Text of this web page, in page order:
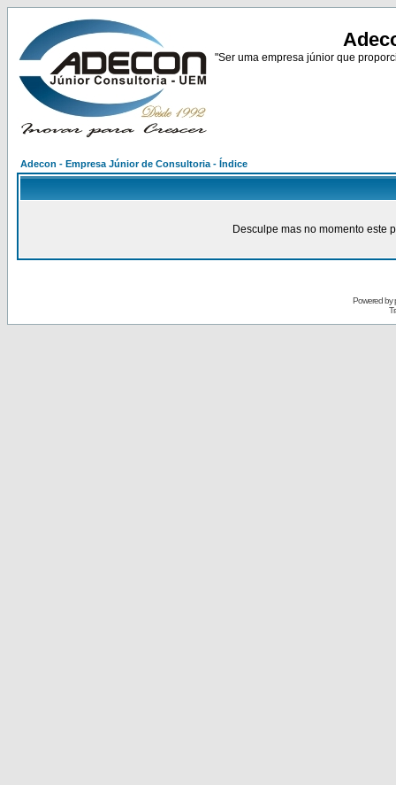
"Ser uma empresa júnior que
Adecon - Empresa Júnior de Consultoria - Índice
Desculpe mas no momento este
Powered by